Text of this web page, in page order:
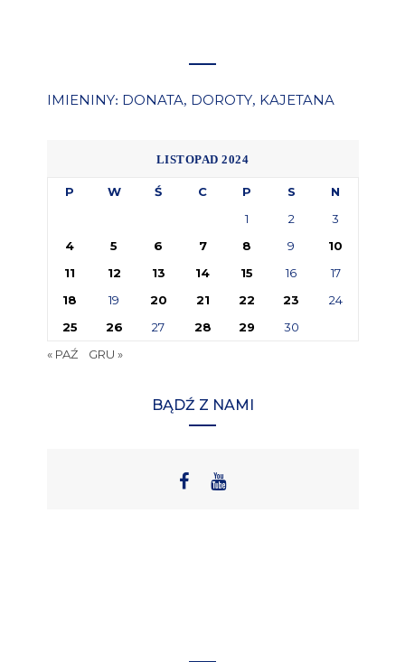
IMIENINY: DONATA, DOROTY, KAJETANA
LISTOPAD 2024
P W Ś C P S
N
1
2
3
4
5 6 7 8 9
10
11
12 13 14 15 16
17
18
19 20 21 22 23
24
25
26 27 28 29
30
« PAŹ
GRU »
BĄDŹ Z NAMI